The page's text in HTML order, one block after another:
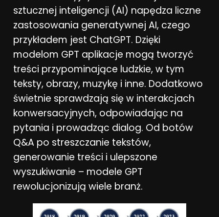
sztucznej inteligencji (AI) napędza liczne
zastosowania generatywnej AI, czego
przykładem jest ChatGPT. Dzięki
modelom GPT aplikacje mogą tworzyć
treści przypominające ludzkie, w tym
teksty, obrazy, muzykę i inne. Dodatkowo
świetnie sprawdzają się w interakcjach
konwersacyjnych, odpowiadając na
pytania i prowadząc dialog. Od botów
Q&A po streszczanie tekstów,
generowanie treści i ulepszone
wyszukiwanie – modele GPT
rewolucjonizują wiele branż.